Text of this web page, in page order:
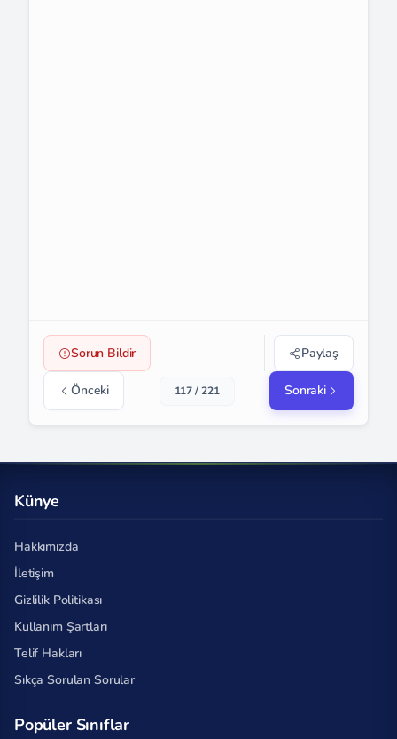
Sorun Bildir Paylaş
Önceki 117 / 221 Sonraki
Künye
Hakkımızda
İletişim
Gizlilik Politikası
Kullanım Şartları
Telif Hakları
Sıkça Sorulan Sorular
Popüler Sınıflar